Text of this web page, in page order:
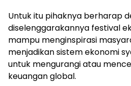
Untuk itu pihaknya berharap
diselenggarakannya festival
mampu menginspirasi
menjadikan sistem ekonomi
untuk mengurangi atau
keuangan global.